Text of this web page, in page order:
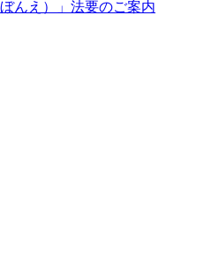
んえ）」法要のご案内